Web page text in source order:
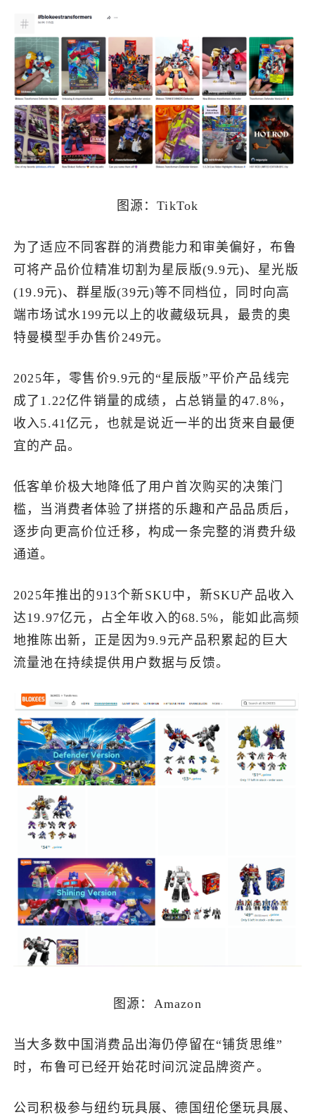
图源：TikTok
为了适应不同客群的消费能力和审美偏好，布鲁
可将产品价位精准切割为星辰版(9.9元)、星光版
(19.9元)、群星版(39元)等不同档位，同时向高
端市场试水199元以上的收藏级玩具，最贵的奥
特曼模型手办售价249元。
2025年，零售价9.9元的“星辰版”平价产品线完
成了1.22亿件销量的成绩，占总销量的47.8%，
收入5.41亿元，也就是说近一半的出货来自最便
宜的产品。
低客单价极大地降低了用户首次购买的决策门
槛，当消费者体验了拼搭的乐趣和产品品质后，
逐步向更高价位迁移，构成一条完整的消费升级
通道。
2025年推出的913个新SKU中，新SKU产品收入
达19.97亿元，占全年收入的68.5%，能如此高频
地推陈出新，正是因为9.9元产品积累起的巨大
流量池在持续提供用户数据与反馈。
图源：Amazon
当大多数中国消费品出海仍停留在“铺货思维”
时，布鲁可已经开始花时间沉淀品牌资产。
公司积极参与纽约玩具展、德国纽伦堡玩具展、